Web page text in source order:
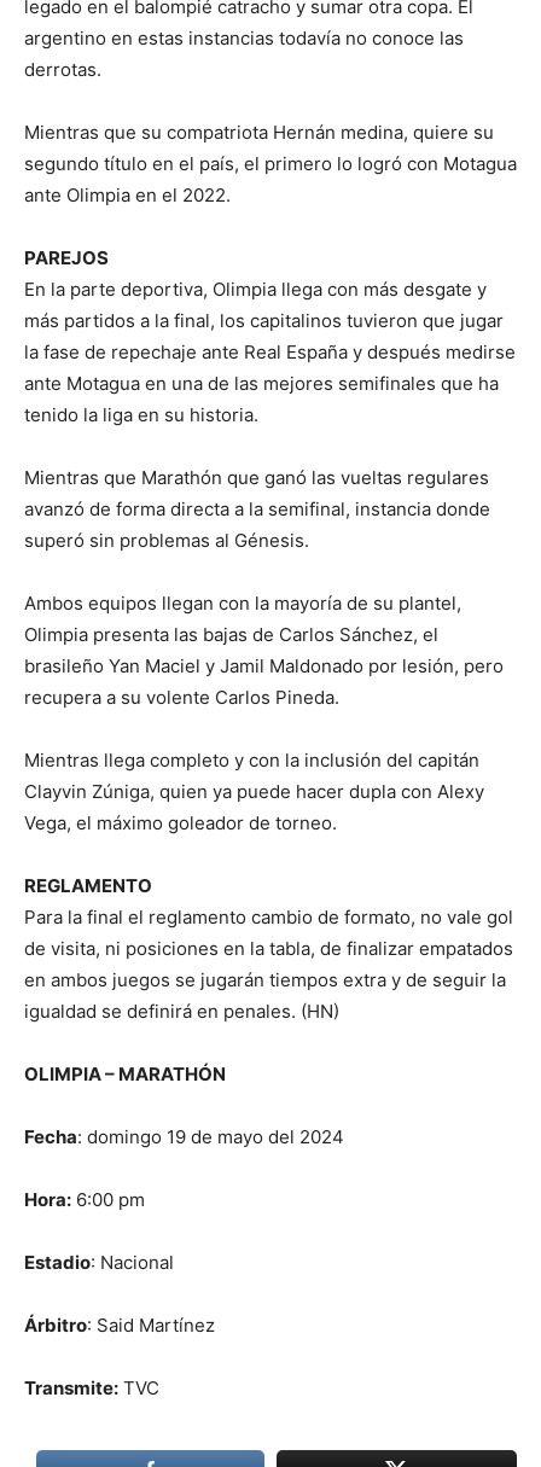
legado en el balompié catracho y sumar otra copa. El
argentino en estas instancias todavía no conoce las
derrotas.
Mientras que su compatriota Hernán medina, quiere su
segundo título en el país, el primero lo logró con Motagua
ante Olimpia en el 2022.
PAREJOS
En la parte deportiva, Olimpia llega con más desgate y
más partidos a la final, los capitalinos tuvieron que jugar
la fase de repechaje ante Real España y después medirse
ante Motagua en una de las mejores semifinales que ha
tenido la liga en su historia.
Mientras que Marathón que ganó las vueltas regulares
avanzó de forma directa a la semifinal, instancia donde
superó sin problemas al Génesis.
Ambos equipos llegan con la mayoría de su plantel,
Olimpia presenta las bajas de Carlos Sánchez, el
brasileño Yan Maciel y Jamil Maldonado por lesión, pero
recupera a su volente Carlos Pineda.
Mientras llega completo y con la inclusión del capitán
Clayvin Zúniga, quien ya puede hacer dupla con Alexy
Vega, el máximo goleador de torneo.
REGLAMENTO
Para la final el reglamento cambio de formato, no vale gol
de visita, ni posiciones en la tabla, de finalizar empatados
en ambos juegos se jugarán tiempos extra y de seguir la
igualdad se definirá en penales. (HN)
OLIMPIA – MARATHÓN
Fecha: domingo 19 de mayo del 2024
Hora: 6:00 pm
Estadio: Nacional
Árbitro: Said Martínez
Transmite: TVC